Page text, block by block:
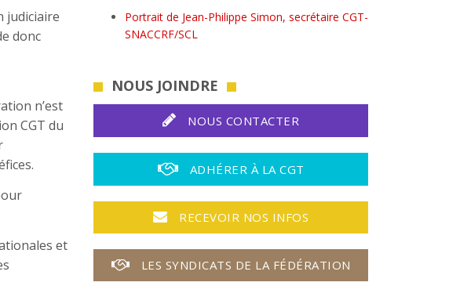
judiciaire
donc
n’est
CGT du
et
Portrait de Jean-Philippe Simon, secrétaire CGT-
SNACCRF/SCL
NOUS JOINDRE
NOUS CONTACTER
ADHÉRER À LA CGT
RECEVOIR NOS INFOS
LES SYNDICATS DE LA FÉDÉRATION